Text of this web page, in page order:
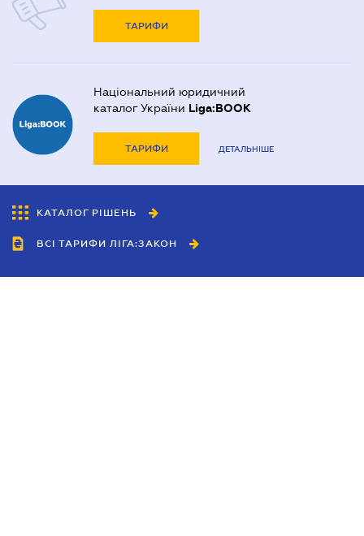
ТАРИФИ
Національний юридичний
каталог України Liga:BOOK
ТАРИФИ ДЕТАЛЬНІШЕ
КАТАЛОГ РІШЕНЬ
ВСІ ТАРИФИ ЛІГА:ЗАКОН